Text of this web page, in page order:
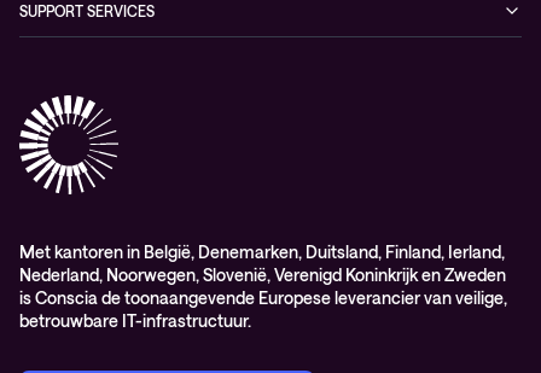
AdviesObservability: Consultancy
General Sales and Delivery Conditions (EN)
General Purchasing Conditions (EN)
SUPPORT SERVICES
Healthcare Services
Lifecycle
Service delivery platform (CNS)
Met kantoren in België, Denemarken, Duitsland, Finland, Ierland,
Nederland, Noorwegen, Slovenië, Verenigd Koninkrijk en Zweden
is Conscia de toonaangevende Europese leverancier van veilige,
betrouwbare IT-infrastructuur.